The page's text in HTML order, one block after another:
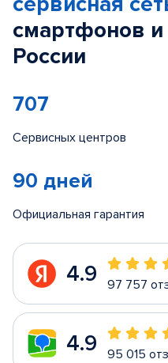
смартфонов и
России
707
Сервисных центров
90 дней
Официальная гарантия
4.9 97 757
4.9 95 015